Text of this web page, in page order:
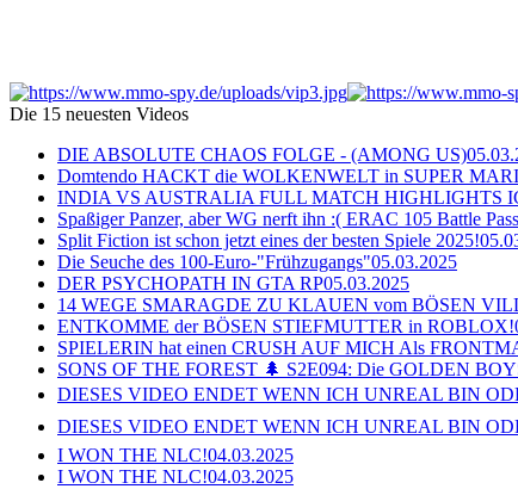
Die 15 neuesten Videos
DIE ABSOLUTE CHAOS FOLGE - (AMONG US)
Domtendo HACKT die WOLKENWELT in SUPER
INDIA VS AUSTRALIA FULL MATCH HIGHLIGHTS
Spaßiger Panzer, aber WG nerft ihn :( ERAC 105 Battle Pass
Split Fiction ist schon jetzt eines der besten Spiele 2025!
Die Seuche des 100-Euro-"Frühzugangs"05.03.2025
DER PSYCHOPATH IN GTA RP05.03.2025
14 WEGE SMARAGDE ZU KLAUEN vom BÖSEN
ENTKOMME der BÖSEN STIEFMUTTER in ROBLOX!
SPIELERIN hat einen CRUSH AUF MICH Als
SONS OF THE FOREST 🌲 S2E094: Die GOLDEN
DIESES VIDEO ENDET WENN ICH UNREAL BIN
DIESES VIDEO ENDET WENN ICH UNREAL BIN
I WON THE NLC!04.03.2025
I WON THE NLC!04.03.2025